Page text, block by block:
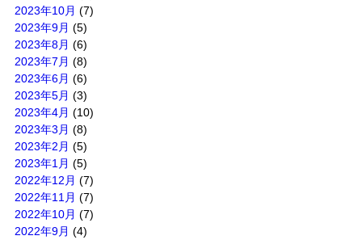
2023年10月 (7)
2023年9月 (5)
2023年8月 (6)
2023年7月 (8)
2023年6月 (6)
2023年5月 (3)
2023年4月 (10)
2023年3月 (8)
2023年2月 (5)
2023年1月 (5)
2022年12月 (7)
2022年11月 (7)
2022年10月 (7)
2022年9月 (4)